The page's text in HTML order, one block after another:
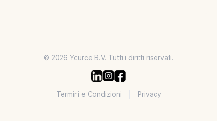
© 2026 Yource B.V. Tutti i diritti riservati.
Termini e Condizioni Privacy